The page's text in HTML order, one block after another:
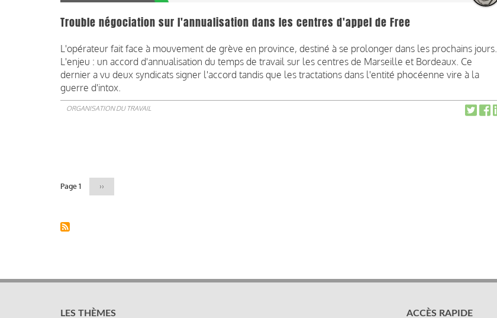
Trouble négociation sur l'annualisation dans les centres d'appel de Free
L'opérateur fait face à mouvement de grève en province, destiné à se prolonger dans les prochains jours.
L'enjeu : un accord d'annualisation du temps de travail sur les centres de Marseille et Bordeaux. Ce
dernier a vu deux syndicats signer l'accord tandis que les tractations dans l'entité phocéenne vire à la
guerre d'intox.
ORGANISATION DU TRAVAIL
Page 1
Page
suivante
››
LES THÈMES ACCÈS RAPIDE